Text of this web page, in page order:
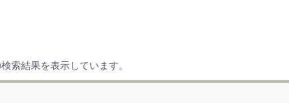
索結果を表示しています。